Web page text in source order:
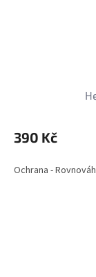
390 Kč
Ochrana -